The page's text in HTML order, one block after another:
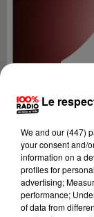
Le
We and our (447)
your consent and/
information on a
profiles for
advertising;
performance;
of data from